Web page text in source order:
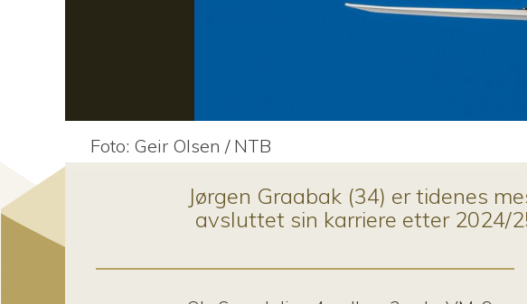
Foto: Geir Olsen / NTB
Jørgen Graabak (34) er tidenes
avsluttet sin karriere etter 2024/